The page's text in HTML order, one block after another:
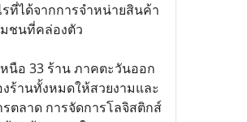
ที่ได้จากการจำหน่ายสินค้า
ชนที่คล่องตัว
นือ 33 ร้าน ภาคตะวันออก
ร้านทั้งหมดให้สวยงามและ
ตลาด การจัดการโลจิสติกส์